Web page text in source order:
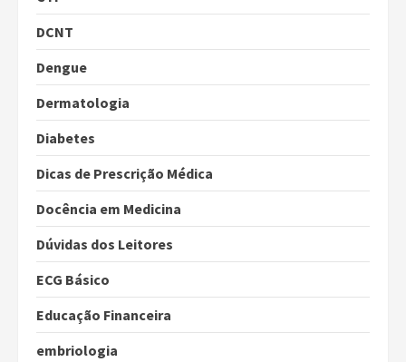
DCNT
Dengue
Dermatologia
Diabetes
Dicas de Prescrição Médica
Docência em Medicina
Dúvidas dos Leitores
ECG Básico
Educação Financeira
embriologia